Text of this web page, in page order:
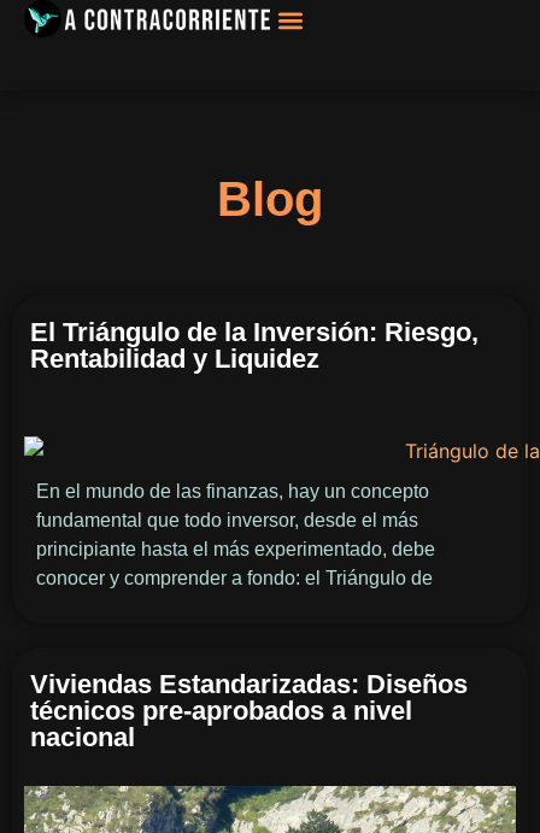
Blog
El Triángulo de la Inversión: Riesgo,
Rentabilidad y Liquidez
En el mundo de las finanzas, hay un concepto
fundamental que todo inversor, desde el más
principiante hasta el más experimentado, debe
conocer y comprender a fondo: el Triángulo de
Viviendas Estandarizadas: Diseños
técnicos pre-aprobados a nivel
nacional